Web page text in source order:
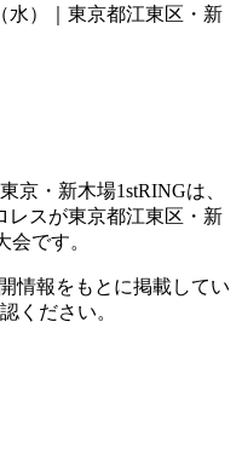
水）｜東京都江東区・新
京・新木場1stRINGは、
レスが東京都江東区・新
会です。
情報をもとに掲載してい
ください。